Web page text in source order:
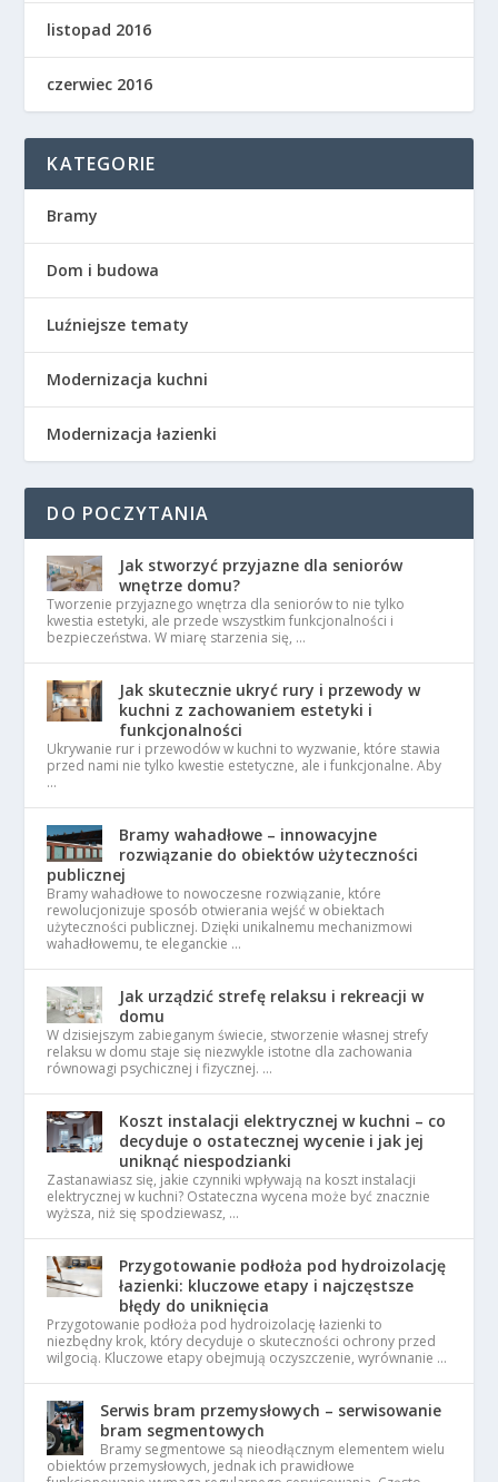
listopad 2016
czerwiec 2016
KATEGORIE
Bramy
Dom i budowa
Luźniejsze tematy
Modernizacja kuchni
Modernizacja łazienki
DO POCZYTANIA
Jak stworzyć przyjazne dla seniorów
wnętrze domu?
Tworzenie przyjaznego wnętrza dla seniorów to nie tylko
kwestia estetyki, ale przede wszystkim funkcjonalności i
bezpieczeństwa. W miarę starzenia się, …
Jak skutecznie ukryć rury i przewody w
kuchni z zachowaniem estetyki i
funkcjonalności
Ukrywanie rur i przewodów w kuchni to wyzwanie, które stawia
przed nami nie tylko kwestie estetyczne, ale i funkcjonalne. Aby
…
Bramy wahadłowe – innowacyjne
rozwiązanie do obiektów użyteczności
publicznej
Bramy wahadłowe to nowoczesne rozwiązanie, które
rewolucjonizuje sposób otwierania wejść w obiektach
użyteczności publicznej. Dzięki unikalnemu mechanizmowi
wahadłowemu, te eleganckie …
Jak urządzić strefę relaksu i rekreacji w
domu
W dzisiejszym zabieganym świecie, stworzenie własnej strefy
relaksu w domu staje się niezwykle istotne dla zachowania
równowagi psychicznej i fizycznej. …
Koszt instalacji elektrycznej w kuchni – co
decyduje o ostatecznej wycenie i jak jej
uniknąć niespodzianki
Zastanawiasz się, jakie czynniki wpływają na koszt instalacji
elektrycznej w kuchni? Ostateczna wycena może być znacznie
wyższa, niż się spodziewasz, …
Przygotowanie podłoża pod hydroizolację
łazienki: kluczowe etapy i najczęstsze
błędy do uniknięcia
Przygotowanie podłoża pod hydroizolację łazienki to
niezbędny krok, który decyduje o skuteczności ochrony przed
wilgocią. Kluczowe etapy obejmują oczyszczenie, wyrównanie …
Serwis bram przemysłowych – serwisowanie
bram segmentowych
Bramy segmentowe są nieodłącznym elementem wielu
obiektów przemysłowych, jednak ich prawidłowe